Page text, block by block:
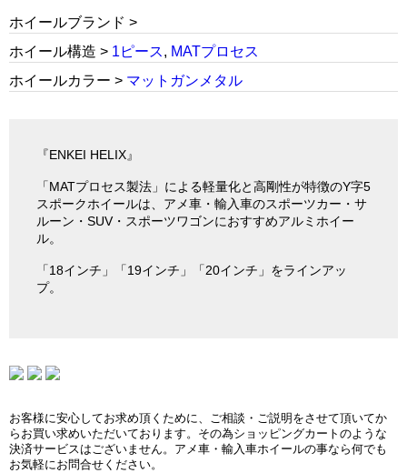
ホイールブランド >
ホイール構造 > 1ピース, MATプロセス
ホイールカラー > マットガンメタル
『ENKEI HELIX』
「MATプロセス製法」による軽量化と高剛性が特徴のY字5
スポークホイールは、アメ車・輸入車のスポーツカー・サ
ルーン・SUV・スポーツワゴンにおすすめアルミホイー
ル。
「18インチ」「19インチ」「20インチ」をラインアッ
プ。
お客様に安心してお求め頂くために、ご相談・ご説明をさせて頂いてか
らお買い求めいただいております。その為ショッピングカートのような
決済サービスはございません。アメ車・輸入車ホイールの事なら何でも
お気軽にお問合せください。